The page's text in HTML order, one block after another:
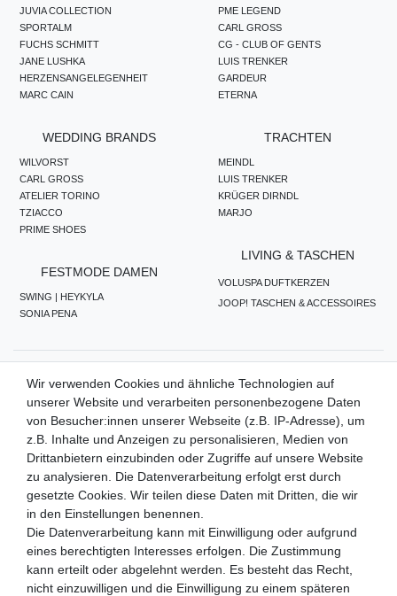
JUVIA COLLECTION
SPORTALM
FUCHS SCHMITT
JANE LUSHKA
HERZENSANGELEGENHEIT
MARC CAIN
PME LEGEND
CARL GROSS
CG - CLUB OF GENTS
LUIS TRENKER
GARDEUR
ETERNA
WEDDING BRANDS
WILVORST
CARL GROSS
ATELIER TORINO
TZIACCO
PRIME SHOES
FESTMODE DAMEN
SWING | HEYKYLA
SONIA PENA
TRACHTEN
MEINDL
LUIS TRENKER
KRÜGER DIRNDL
MARJO
LIVING & TASCHEN
VOLUSPA DUFTKERZEN
JOOP! TASCHEN & ACCESSOIRES
ZAHLUNGSMETHODEN
WIR VERSENDEN MIT
QUALITÄTSVERSPRECHEN
Wir verwenden Cookies und ähnliche Technologien auf
unserer Website und verarbeiten personenbezogene Daten
von Besucher:innen unserer Webseite (z.B. IP-Adresse), um
z.B. Inhalte und Anzeigen zu personalisieren, Medien von
Drittanbietern einzubinden oder Zugriffe auf unsere Website
zu analysieren. Die Datenverarbeitung erfolgt erst durch
gesetzte Cookies. Wir teilen diese Daten mit Dritten, die wir
in den Einstellungen benennen.
Die Datenverarbeitung kann mit Einwilligung oder aufgrund
eines berechtigten Interesses erfolgen. Die Zustimmung
kann erteilt oder abgelehnt werden. Es besteht das Recht,
nicht einzuwilligen und die Einwilligung zu einem späteren